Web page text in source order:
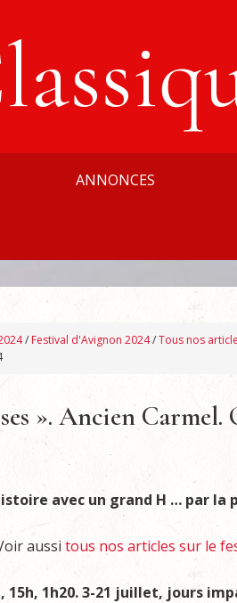
ANNONCES
/ Festival d'Avignon 2024/Tous nos
». Ancien
avec un grand H … par
aussi tous nos articles sur le
15h, 1h20. 3-21 juillet, jours